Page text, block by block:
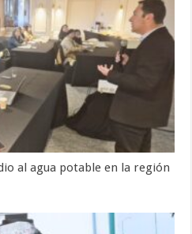
al agua potable en la región